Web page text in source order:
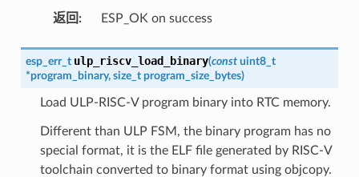
返回 : ESP_OK on success
esp_err_t ulp_riscv_load_binary(const uint8_t
*program_binary, size_t program_size_bytes)
Load ULP-RISC-V program binary into RTC memory.
Different than ULP FSM, the binary program has no
special format, it is the ELF file generated by RISC-V
toolchain converted to binary format using objcopy.